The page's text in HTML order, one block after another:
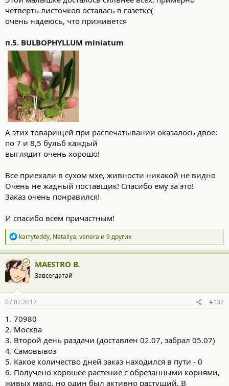
четверть листочков осталась в газетке(
очень надеюсь, что приживется
п.5. BULBOPHYLLUM miniatum
А этих товарищей при распечатывании оказалось двое:
по 7 и 8,5 бульб каждый
выглядит очень хорошо!
Все приехали в сухом мхе, живности никакой не видно
Очень не жадный поставщик! Спасибо ему за это!
Заказ очень понравился!
И спасибо всем причастным!
Р
е
а
к
ц
и
и
:
karryteddy, Nataliya,venera и 9 других
MAESTRO В.
Завсегдатай
07.07.2017 #132
1. 70980
2. Москва
3. Второй день раздачи (доставлен 02.07, забрал 05.07)
4. Самовывоз
5. Какое количество дней заказ находился в пути - 0
6. Получено хорошее растение с обрезанными корнями,
живых мало, но один был активно растущий. В